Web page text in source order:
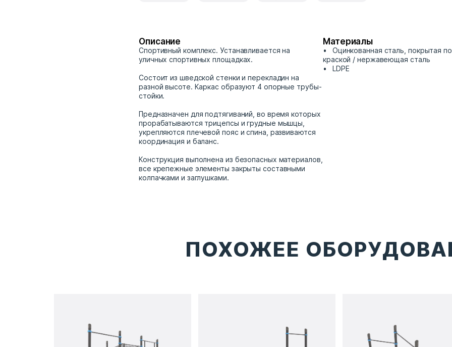
Описание
Спортивный комплекс. Устанавливается на
уличных спортивных площадках.
Состоит из шведской стенки и перекладин на
разной высоте. Каркас образуют 4 опорные трубы-
стойки.
Предназначен для подтягиваний, во время которых
прорабатываются трицепсы и грудные мышцы,
укрепляются плечевой пояс и спина, развиваются
координация и баланс.
Конструкция выполнена из безопасных материалов,
все крепежные элементы закрыты составными
колпачками и заглушками.
Материалы
Оцинкованная сталь, покрытая
краской / нержавеющая сталь
LDPE
ПОХОЖЕЕ